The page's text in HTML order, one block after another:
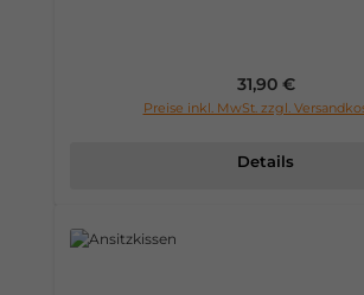
Regulärer Preis:
31,90 €
Preise inkl. MwSt. zzgl.
Details